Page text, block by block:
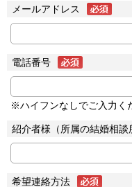
メールアドレス
電話番号
※ハイフンなしでご入力く
紹介者様（所属の結婚相談
希望連絡方法